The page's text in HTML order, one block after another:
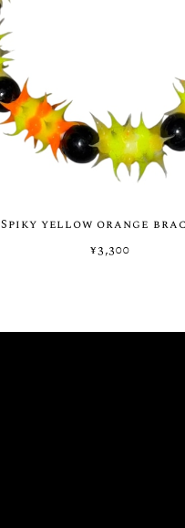
Spiky yellow orange
¥3,300